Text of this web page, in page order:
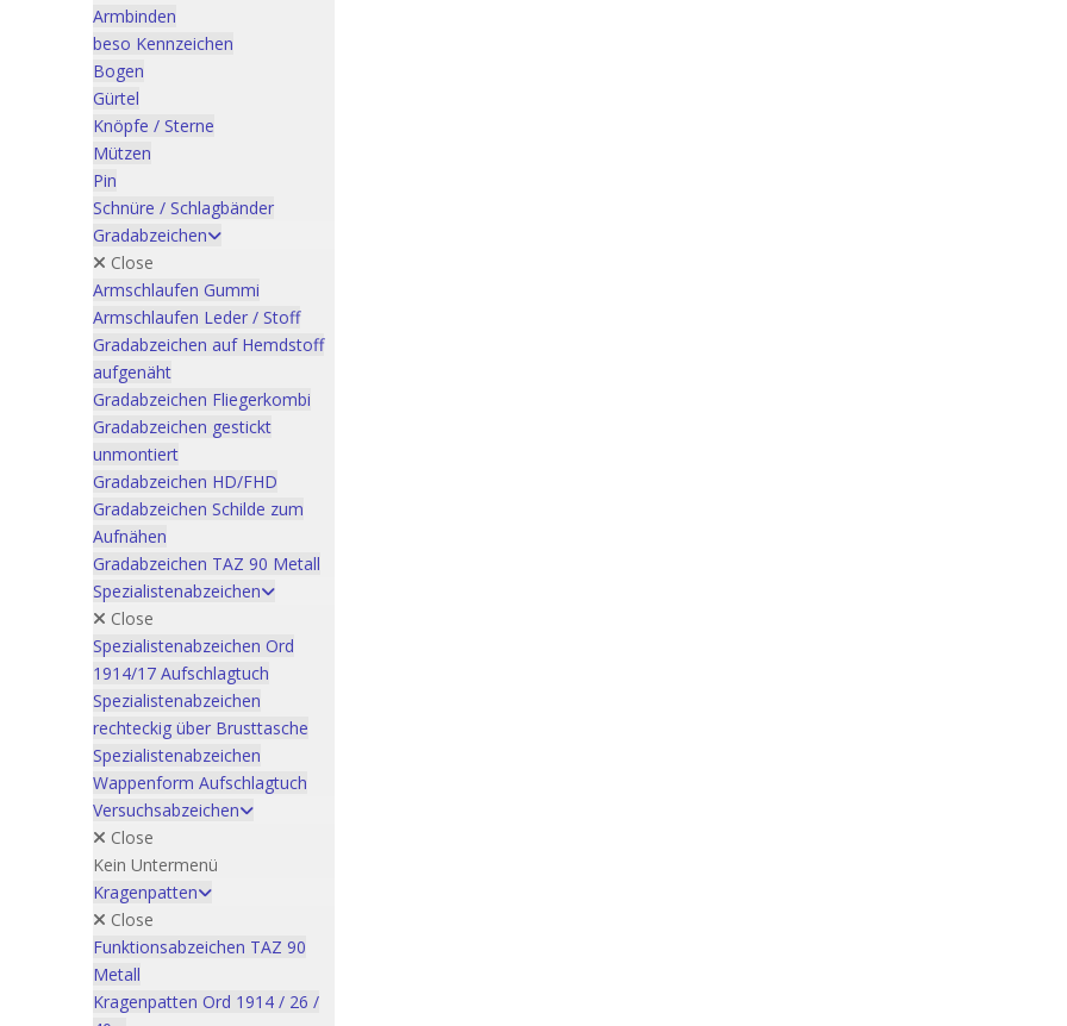
Armbinden
beso Kennzeichen
Bogen
Gürtel
Knöpfe / Sterne
Mützen
Pin
Schnüre / Schlagbänder
Gradabzeichen
Close
Armschlaufen Gummi
Armschlaufen Leder / Stoff
Gradabzeichen auf Hemdstoff
aufgenäht
Gradabzeichen Fliegerkombi
Gradabzeichen gestickt
unmontiert
Gradabzeichen HD/FHD
Gradabzeichen Schilde zum
Aufnähen
Gradabzeichen TAZ 90 Metall
Spezialistenabzeichen
Close
Spezialistenabzeichen Ord
1914/17 Aufschlagtuch
Spezialistenabzeichen
rechteckig über Brusttasche
Spezialistenabzeichen
Wappenform Aufschlagtuch
Versuchsabzeichen
Close
Kein Untermenü
Kragenpatten
Close
Funktionsabzeichen TAZ 90
Metall
Kragenpatten Ord 1914 / 26 /